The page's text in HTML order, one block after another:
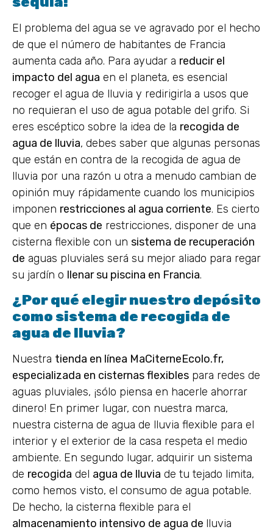
El problema del agua se ve agravado por el hecho
de que el número de habitantes de Francia
aumenta cada año. Para ayudar a reducir el
impacto del agua en el planeta, es esencial
recoger el agua de lluvia y redirigirla a usos que
no requieran el uso de agua potable del grifo. Si
eres escéptico sobre la idea de la recogida de
agua de lluvia, debes saber que algunas personas
que están en contra de la recogida de agua de
lluvia por una razón u otra a menudo cambian de
opinión muy rápidamente cuando los municipios
imponen restricciones al agua corriente. Es cierto
que en épocas de restricciones, disponer de una
cisterna flexible con un sistema de recuperación
de aguas pluviales será su mejor aliado para regar
su jardín o llenar su piscina en Francia.
¿Por qué elegir nuestro depósito
como sistema de recogida de
agua de lluvia?
Nuestra tienda en línea MaCiterneEcolo.fr,
especializada en cisternas flexibles para redes de
aguas pluviales, ¡sólo piensa en hacerle ahorrar
dinero! En primer lugar, con nuestra marca,
nuestra cisterna de agua de lluvia flexible para el
interior y el exterior de la casa respeta el medio
ambiente. En segundo lugar, adquirir un sistema
de recogida del agua de lluvia de tu tejado limita,
como hemos visto, el consumo de agua potable.
De hecho, la cisterna flexible para el
almacenamiento intensivo de agua de lluvia